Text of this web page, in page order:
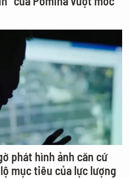
phát hình ảnh căn cứ
mục tiêu của lực lượng